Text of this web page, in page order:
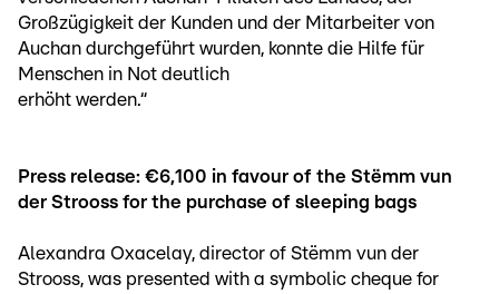
Großzügigkeit der Kunden und der Mitarbeiter von
Auchan durchgeführt wurden, konnte die Hilfe für
Menschen in Not deutlich
erhöht werden.“
Press release: €6,100 in favour of the Stëmm vun
der Strooss for the purchase of sleeping bags
Alexandra Oxacelay, director of Stëmm vun der
Strooss, was presented with a symbolic cheque for